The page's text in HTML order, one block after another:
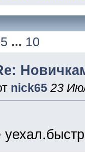
5 ... 10
nick65 23